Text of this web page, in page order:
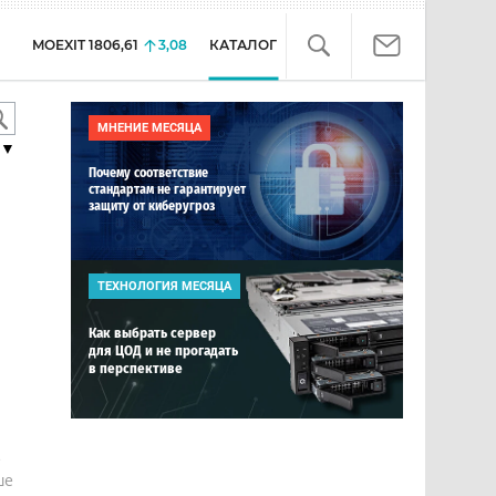
MOEXIT 1806,61 3,08 КАТАЛОГ
МНЕНИЕ МЕСЯЦА
Почему соответствие
стандартам не гарантирует
защиту от киберугроз
ТЕХНОЛОГИЯ МЕСЯЦА
Как выбрать сервер
для ЦОД и не прогадать
в перспективе